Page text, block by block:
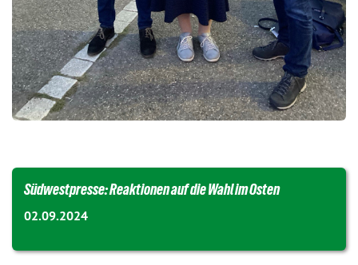
Südwestpresse: Reaktionen auf die Wahl im Osten
02.09.2024